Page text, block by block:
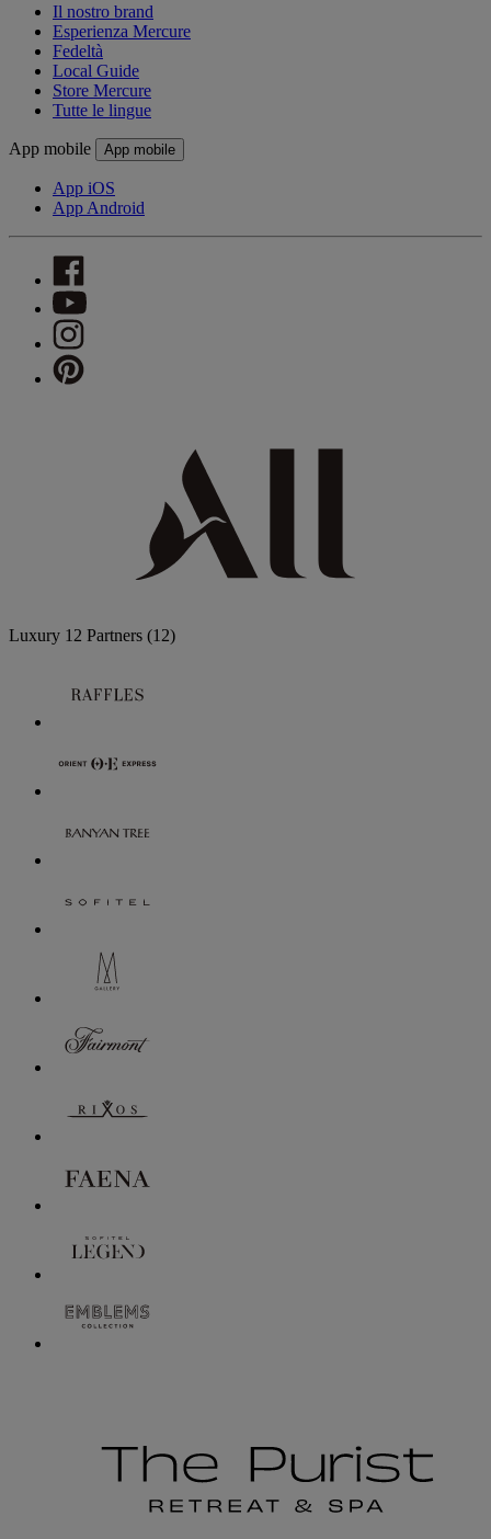
Il nostro brand
Esperienza Mercure
Fedeltà
Local Guide
Store Mercure
Tutte le lingue
App mobile App mobile
App iOS
App Android
Luxury 12 Partners (12)